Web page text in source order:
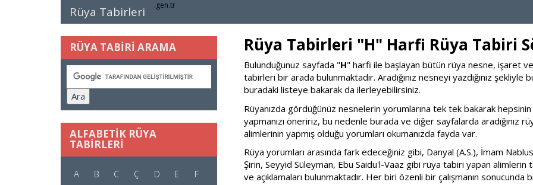
Rüya Tabirleri .gen.tr
RÜYA TABİRİ ARAMA
ALFABETİK RÜYA
TABİRLERİ
A B C Ç D E
F
Rüya Tabirleri "H" Harfi Rüya Tabiri
Bulunduğunuz sayfada "H" harfi ile başlayan bütün rüya nesne, işaret
tabirleri bir arada bulunmaktadır. Aradığınız nesneyi yazdığınız şekliyle
buradaki listeye bakarak da ilerleyebilirsiniz.
Rüyanızda gördüğünüz nesnelerin yorumlarına tek tek bakarak
yapmanızı öneririz, bu nedenle burada ve diğer sayfalarda aradığınız
alimlerinin yapmış olduğu yorumları okumanızda fayda var.
Rüya yorumları arasında fark edeceğiniz gibi, Danyal (A.S.), İmam
Şirin, Seyyid Süleyman, Ebu Saidu'l-Vaaz gibi rüya tabiri yapan alimlerin
ve açıklamaları bulunmaktadır. Her biri özenli bir çalışmanın